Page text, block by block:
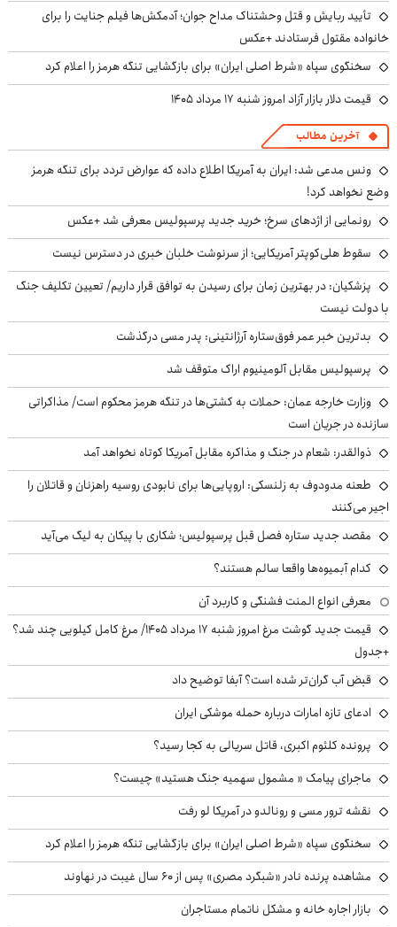
تأیید ربایش و قتل وحشتناک مداح جوان؛ آدمکش‌ها فیلم جنایت را برای
خانواده مقتول فرستادند +عکس
سخنگوی سپاه «شرط اصلی ایران» برای بازگشایی تنگه هرمز را اعلام کرد
قیمت دلار بازار آزاد امروز شنبه ۱۷ مرداد ۱۴۰۵
آخرین مطالب
ونس مدعی شد: ایران به آمریکا اطلاع داده که عوارض تردد برای تنگه هرمز
وضع نخواهد کرد!
رونمایی از اژدهای سرخ؛ خرید جدید پرسپولیس معرفی شد +عکس
سقوط هلی‌کوپتر آمریکایی؛ از سرنوشت خلبان خبری در دسترس نیست
پزشکیان‌: در بهترین زمان برای رسیدن به توافق قرار داریم/ تعیین تکلیف جنگ
با دولت نیست
بدترین خبر عمر فوق‌ستاره آرژانتینی: پدر مسی درگذشت
پرسپولیس مقابل آلومینیوم اراک متوقف شد
وزارت خارجه عمان: حملات به کشتی‌ها در تنگه هرمز محکوم است/ مذاکراتی
سازنده در جریان است
ذوالقدر: شعام در جنگ و مذاکره مقابل آمریکا کوتاه نخواهد آمد
طعنه مدودوف به زلنسکی: اروپایی‌ها برای نابودی روسیه راهزنان و قاتلان را
اجیر می‌کنند
مقصد جدید ستاره فصل قبل پرسپولیس؛ شکاری با پیکان به لیگ می‌آید
کدام آبمیوه‌ها واقعا سالم هستند؟
معرفی انواع المنت فشنگی و کاربرد آن
قیمت جدید گوشت مرغ امروز شنبه ۱۷ مرداد ۱۴۰۵/ مرغ کامل کیلویی چند شد؟
+جدول
قبض آب گران‌تر شده است؟ آبفا توضیح داد
ادعای تازه امارات درباره حمله موشکی ایران
پرونده کلثوم اکبری، قاتل سریالی به کجا رسید؟
ماجرای پیامک « مشمول سهمیه جنگ هستید» چیست؟
نقشه ترور مسی و رونالدو در آمریکا لو رفت
سخنگوی سپاه «شرط اصلی ایران» برای بازگشایی تنگه هرمز را اعلام کرد
مشاهده پرنده نادر «شبگرد مصری» پس از ۶۰ سال غیبت در نهاوند
بازار اجاره خانه و مشکل ناتمام مستاجران